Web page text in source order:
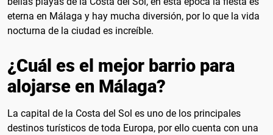
eterna en Málaga y hay mucha diversión, por lo que la vida
nocturna de la ciudad es increíble.
¿Cuál es el mejor barrio para
alojarse en Málaga?
La capital de la Costa del Sol es uno de los principales
destinos turísticos de toda Europa, por ello cuenta con una